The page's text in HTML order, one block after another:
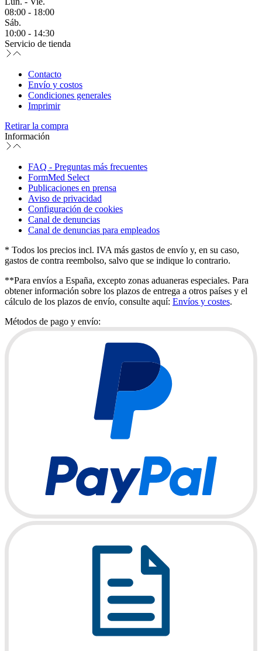
08:00 - 18:00
Sáb.
10:00 - 14:30
Servicio de tienda
Contacto
Envío y costos
Condiciones generales
Imprimir
Retirar la compra
Información
FAQ - Preguntas más frecuentes
FormMed Select
Publicaciones en prensa
Aviso de privacidad
Configuración de cookies
Canal de denuncias
Canal de denuncias para empleados
* Todos los precios incl. IVA más gastos de envío y, en su caso,
gastos de contra reembolso, salvo que se indique lo contrario.
**Para envíos a España, excepto zonas aduaneras especiales. Para
obtener información sobre los plazos de entrega a otros países y el
cálculo de los plazos de envío, consulte aquí: Envíos y costes.
Métodos de pago y envío: